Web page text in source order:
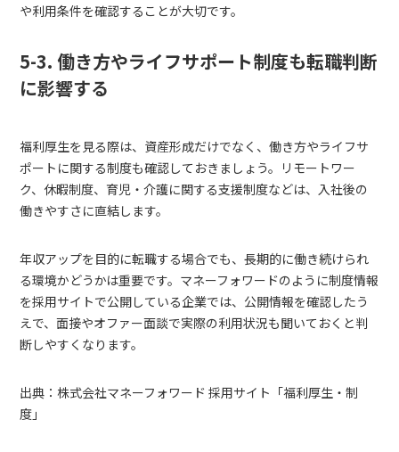
や利用条件を確認することが大切です。
5-3. 働き方やライフサポート制度も転職判断
に影響する
福利厚生を見る際は、資産形成だけでなく、働き方やライフサ
ポートに関する制度も確認しておきましょう。リモートワー
ク、休暇制度、育児・介護に関する支援制度などは、入社後の
働きやすさに直結します。
年収アップを目的に転職する場合でも、長期的に働き続けられ
る環境かどうかは重要です。マネーフォワードのように制度情報
を採用サイトで公開している企業では、公開情報を確認したう
えで、面接やオファー面談で実際の利用状況も聞いておくと判
断しやすくなります。
出典：株式会社マネーフォワード 採用サイト「福利厚生・制
度」